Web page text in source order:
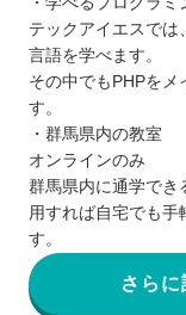
テックアイエスでは
言語を学べます。
その中でもPHPをメ
す。
・群馬県内の教室
オンラインのみ
群馬県内に通学でき
用すれば自宅でも手
す。
さら